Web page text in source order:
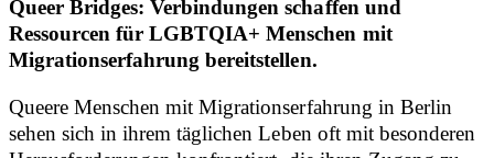
Queer Bridges: Verbindungen schaffen und
Ressourcen für LGBTQIA+ Menschen mit
Migrationserfahrung bereitstellen.
Queere Menschen mit Migrationserfahrung in Berlin
sehen sich in ihrem täglichen Leben oft mit besonderen